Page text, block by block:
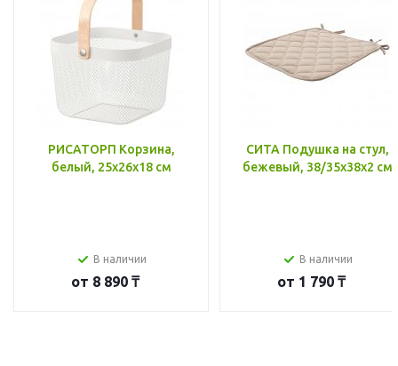
РИСАТОРП Корзина,
белый, 25x26x18 см
В наличии
от 8 890 ₸
СИТА Подушка на стул,
бежевый, 38/35x38x2 см
В наличии
от 1 790 ₸